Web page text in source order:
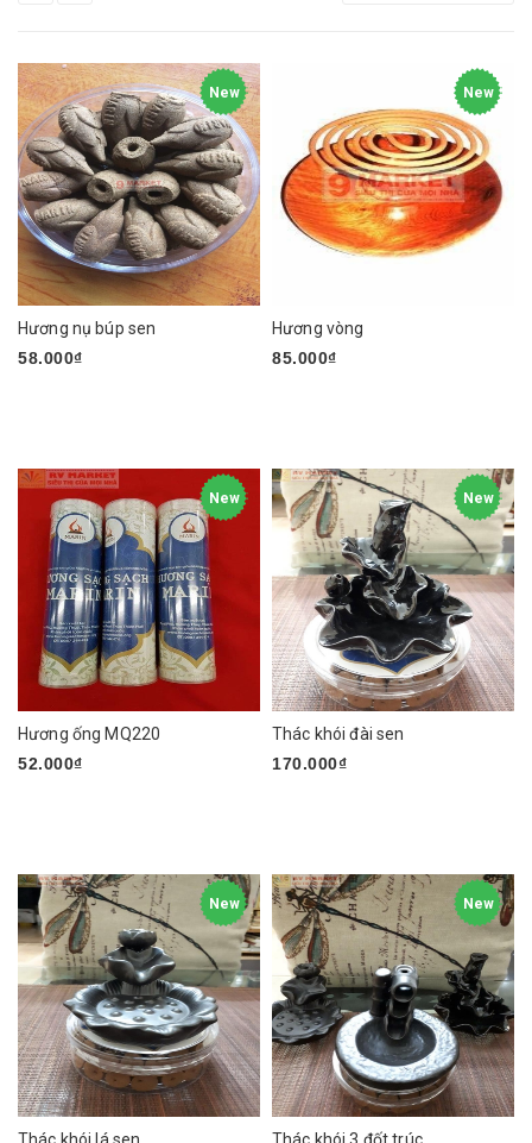
New
Hương nụ búp sen
58.000₫
New
Hương vòng
85.000₫
New
Hương ống MQ220
52.000₫
New
Thác khói đài sen
170.000₫
New
Thác khói lá sen
New
Thác khói 3 đốt trúc